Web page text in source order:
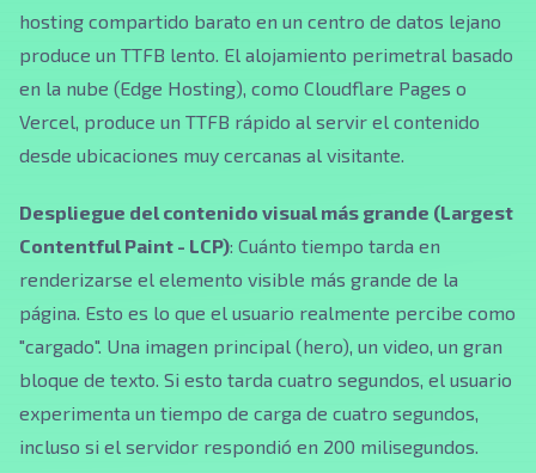
hosting compartido barato en un centro de datos lejano
produce un TTFB lento. El alojamiento perimetral basado
en la nube (Edge Hosting), como Cloudflare Pages o
Vercel, produce un TTFB rápido al servir el contenido
desde ubicaciones muy cercanas al visitante.
Despliegue del contenido visual más grande (Largest
Contentful Paint - LCP): Cuánto tiempo tarda en
renderizarse el elemento visible más grande de la
página. Esto es lo que el usuario realmente percibe como
"cargado". Una imagen principal (hero), un video, un gran
bloque de texto. Si esto tarda cuatro segundos, el usuario
experimenta un tiempo de carga de cuatro segundos,
incluso si el servidor respondió en 200 milisegundos.